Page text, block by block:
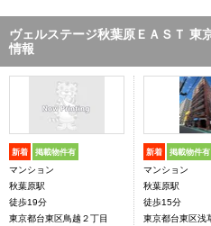
ヴェルステージ秋葉原ＥＡＳＴ 東
情報
新着 掲載物件有
マンション
秋葉原駅
徒歩19分
東京都台東区鳥越２丁目
新着 掲載物件有
マンション
秋葉原駅
徒歩15分
東京都台東区浅